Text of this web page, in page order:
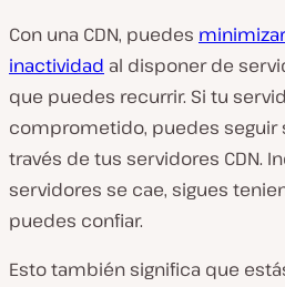
Con una CDN, puedes
inactividad al disponer de
que puedes recurrir. Si tu
comprometido, puedes seguir
través de tus servidores CDN.
servidores se cae, sigues
puedes confiar.
Esto también significa que